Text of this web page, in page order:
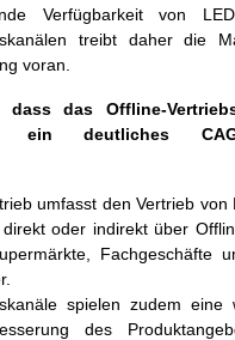
Verfügbarkeit von
treibt daher die
voran.
das Offline-
ein deutliches
umfasst den Vertrieb von
oder indirekt über
Fachgeschäfte
spielen zudem eine
des